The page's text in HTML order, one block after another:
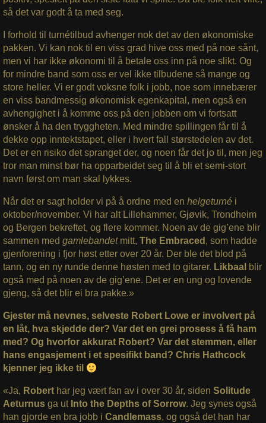
så det var godt å ta med seg.
I forhold til turnétilbud avhenger nok det av den økonomiske
pakken. Vi kan nok til en viss grad hive oss med på noe sånt,
men vi har ikke økonomi til å betale oss inn på noe slikt. Og
for mindre band som oss er vel ikke tilbudene så mange og
store heller. Vi er godt voksne folk i jobb, noe som innebærer
en viss bandmessig økonomisk egenkapital, men også en
avhengighet i å komme oss på den jobben om vi fortsatt
ønsker å ha den tryggheten. Med mindre spillingen får til å
dekke opp inntektstapet, eller i hvert fall størstedelen av det.
Det er en risiko det spranget der, og noen får det jo til, men jeg
tror man minst bør ha opparbeidet seg til å bli et semi-stort
navn først om man skal lykkes.
Når det er sagt holder vi på å ordne med en helgeturné i
oktober/november. Vi har alt Lillehammer, Gjøvik, Trondheim
og Bergen bekreftet, og flere kommer. Noen av de gig’ene blir
sammen med gamlebandet mitt, The Embraced , som hadde
gjenforening i fjor høst etter over 20 år. Der ble det blod på
tann, og en ny runde denne høsten med to gitarer. Likbaal blir
også med på noen av de gig’ene. Det er en ung og lovende
gjeng, så det blir ei bra pakke.»
Gjester må nevnes, selveste Robert Lowe er involvert på
en låt, hva skjedde der? Var det en grei prosess å få ham
med? Og hvorfor akkurat Robert? Var det stemmen, eller
hans engasjement i et spesifikt band? Chris Hathcock
kjenner jeg ikke til
«Ja, Robert har jeg vært fan av i over 30 år, siden Solitude
Aeturnusga ut Into the Depths of Sorrow. Jeg synes også
han gjorde en bra jobb i Candlemass, og også det han har